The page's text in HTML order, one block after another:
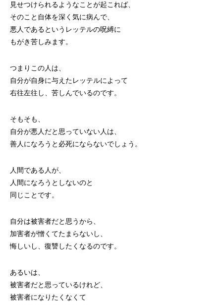
見せつけられるようなことが起これば、
そのこと自体を深く気に病んで、
悪人であるというレッテルの呪縛に
もがき苦しみます。
つまりこの人は、
自分が自身に与えたレッテルによって
右往左往し、苦しんでいるのです。
そもそも、
自分が悪人だと思っていない人は、
善人になろうと必死にならないでしょう。
人間である人が、
人間になろうとしないのと
同じことです。
自分は被害者だと思うから、
加害者が憎くてたまらないし、
悔しいし、復讐したくなるのです。
あるいは、
被害者だと思っているけれど、
被害者になりたくなくて